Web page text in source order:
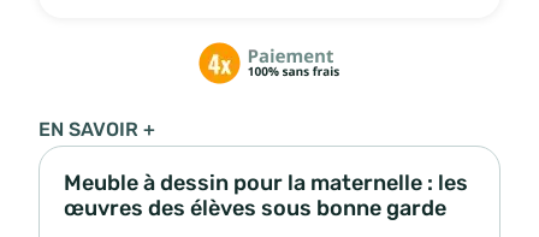
EN SAVOIR +
Meuble à dessin pour la maternelle : les
œuvres des élèves sous bonne garde